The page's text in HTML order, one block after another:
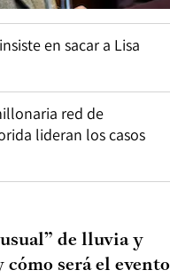
en sacar a Lisa
red de
lideran los casos
de lluvia y
cómo será el evento